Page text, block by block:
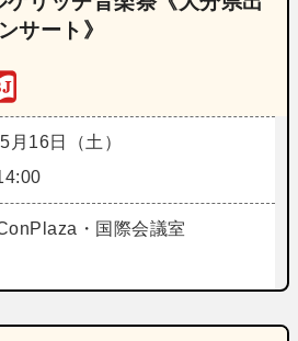
サート》
月16日（土）
・国際会議室